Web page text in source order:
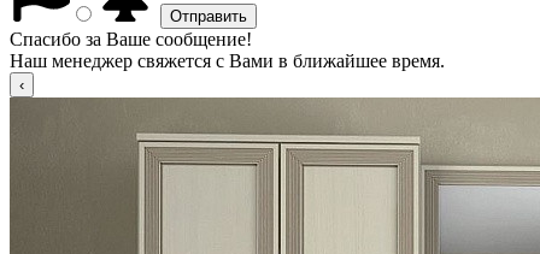
Спасибо за Ваше сообщение!
Наш менеджер свяжется с Вами в ближайшее время.